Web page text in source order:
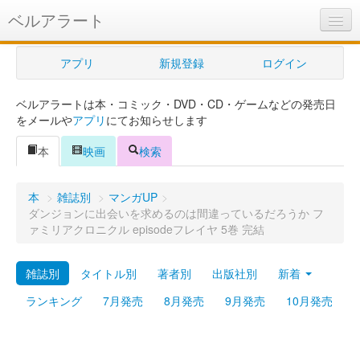
ベルアラート
ベルアラートとは
ヘルプ
新規登録
ログイン
購入管理
プレミアム
アプリ 新規登録 ログイン
ベルアラートは本・コミック・DVD・CD・ゲームなどの発売日
をメールやアプリ にてお知らせします
本
映画 検索
本 > 雑誌別 > マンガUP >
ダンジョンに出会いを求めるのは間違っているだろうか フ
ァミリアクロニクル episodeフレイヤ 5巻 完結
雑誌別 タイトル別 著者別 出版社別
新着
ランキング
7月発売 8月発売 9月発売 10月発売